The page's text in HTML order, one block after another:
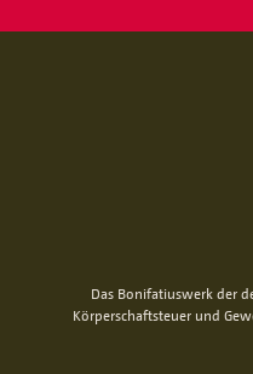
Das Bonifatiuswerk der
Körperschaftsteuer und